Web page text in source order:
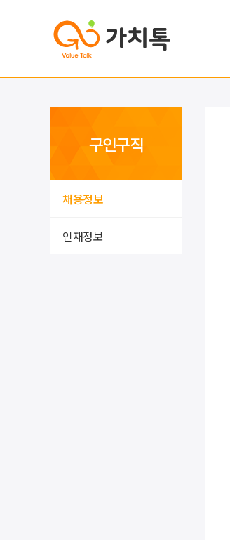
구인구직
채용정보
인재정보